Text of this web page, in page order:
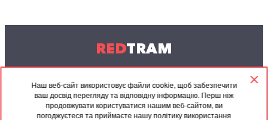
Наш веб-сайт використовує файли cookie, щоб забезпечити
ваш досвід перегляду та відповідну інформацію. Перш ніж
продовжувати користуватися нашим веб-сайтом, ви
погоджуєтеся та приймаєте нашу політику використання
REDTRAM
© 2004-2026 Redtram, Ltd.
Співпраця
Архів
Контакти